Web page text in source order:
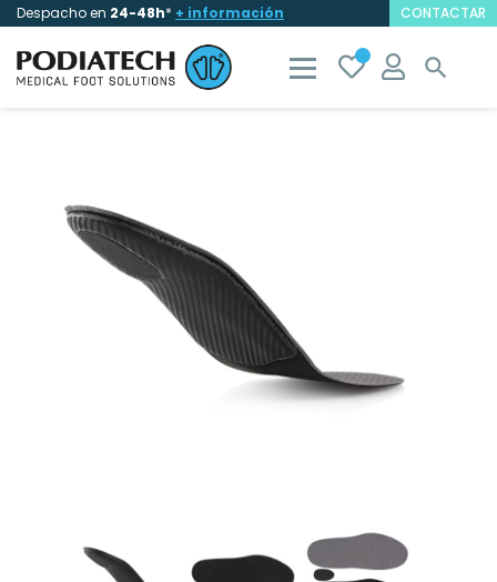
Despacho en 24-48h* + información CONTACTAR
